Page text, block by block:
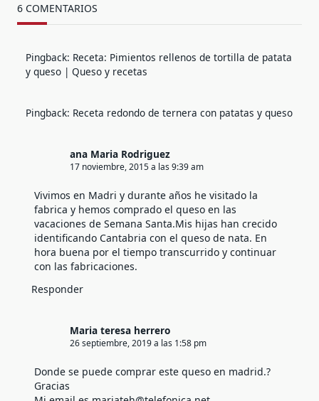
6 COMENTARIOS
Pingback: Receta: Pimientos rellenos de tortilla de patata
y queso | Queso y recetas
Pingback: Receta redondo de ternera con patatas y queso
ana Maria Rodriguez
17 noviembre, 2015 a las 9:39 am
Vivimos en Madri y durante años he visitado la
fabrica y hemos comprado el queso en las
vacaciones de Semana Santa.Mis hijas han crecido
identificando Cantabria con el queso de nata. En
hora buena por el tiempo transcurrido y continuar
con las fabricaciones.
Responder
Maria teresa herrero
26 septiembre, 2019 a las 1:58 pm
Donde se puede comprar este queso en madrid.?
Gracias